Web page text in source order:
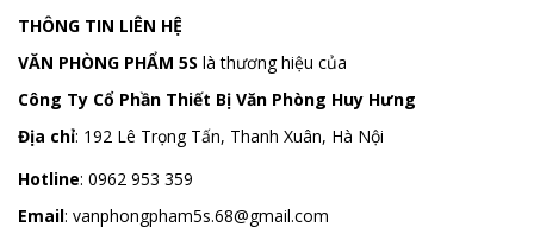
THÔNG TIN LIÊN HỆ
VĂN PHÒNG PHẨM 5S là thương hiệu của
Công Ty Cổ Phần Thiết Bị Văn Phòng Huy Hưng
Địa chỉ: 192 Lê Trọng Tấn, Thanh Xuân, Hà Nội
Hotline: 0962 953 359
Email: vanphongpham5s.68@gmail.com